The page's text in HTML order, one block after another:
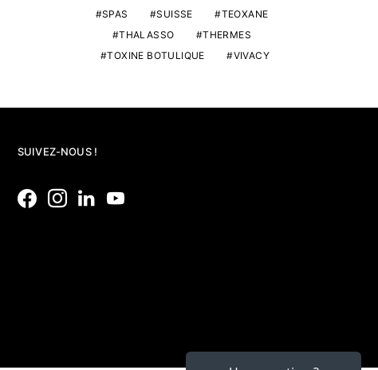
SPAS
SUISSE
TEOXANE
THALASSO
THERMES
TOXINE BOTULIQUE
VIVACY
SUIVEZ-NOUS !